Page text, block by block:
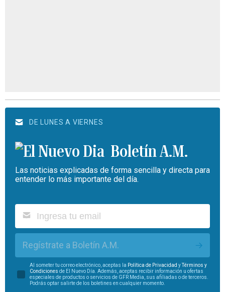
DE LUNES A VIERNES
Boletín A.M.
Las noticias explicadas de forma sencilla y directa para
entender lo más importante del día.
Regístrate a Boletín A.M.
Al someter tu correo electrónico, aceptas la Política de Privacidad yTérminos y
Condiciones de El Nuevo Día. Además, aceptas recibir información u ofertas
especiales de productos o servicios de GFR Media, sus afiliadas o de terceros.
Podrás optar salirte de los boletines en cualquier momento.